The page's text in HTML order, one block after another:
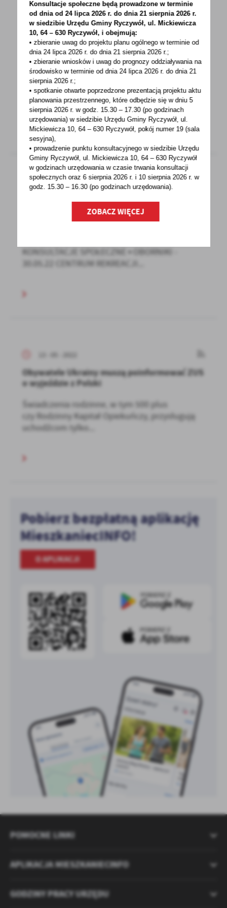
16 - 05 - 2022
PUNKT INFORMACYJNY FUNDUSZY
EUROPEJSKICH ZAPRASZA NA WEBINARIUM
Serdecznie zapraszamy do wzięcia udziału
w planowanym na dzień 25.05.2022
webinarium dotyczącym...
16 - 05 - 2022
LGD KRAINA TRZECH RZEK ZAPRASZA NA
KONSULTACJE SPOŁECZNE
KONSULTACJE SPOŁECZNE • OBORNIKI -
30.05.22 CENTRUM REKREACJI...
Obywatele Ukrainy muszą poinformować ZUS
o wyjeździe z Polski
Świadczenia rodzinne, w tym 500 plus
czy Rodzinny Kapitał Opiekuńczy, przysługują
uchodźcom tylko...
Pobierz bezpłatną aplikację
MieszkaniecINFO!
O APLIKACJI
POMOCNE LINKI
APLIKACJA MIESZKANIECINFO
GODZINY PRACY URZĘDU
Konsultacje społeczne będą prowadzone w terminie
od dnia od 24 lipca 2026 r. do dnia 21 sierpnia 2026 r.
w siedzibie Urzędu Gminy Ryczywół, ul. Mickiewicza
10, 64 – 630 Ryczywół, i obejmują:
• zbieranie uwag do projektu planu ogólnego w terminie od
dnia 24 lipca 2026 r. do dnia 21 sierpnia 2026 r.;
• zbieranie wniosków i uwag do prognozy oddziaływania na
środowisko w terminie od dnia 24 lipca 2026 r. do dnia 21
sierpnia 2026 r.;
• spotkanie otwarte poprzedzone prezentacją projektu aktu
planowania przestrzennego, które odbędzie się w dniu 5
sierpnia 2026 r.w godz. 15.30 – 17.30 (po godzinach
urzędowania) w siedzibie Urzędu Gminy Ryczywół, ul.
Mickiewicza 10, 64 – 630 Ryczywół, pokójnumer 19 (sala
sesyjna),
• prowadzenie punktu konsultacyjnego w siedzibie Urzędu
Gminy Ryczywół, ul. Mickiewicza 10, 64 – 630 Ryczywół
w godzinachurzędowania w czasie trwania konsultacji
społecznych oraz 6 sierpnia 2026 r. i 10 sierpnia 2026 r. w
godz. 15.30 – 16.30 (po godzinachurzędowania).
ZOBACZ WIĘCEJ